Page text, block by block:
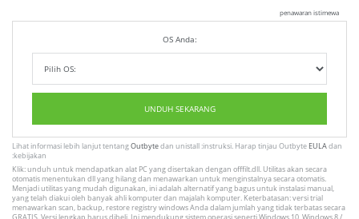
penawaran istimewa
OS Anda:
UNDUH SEKARANG
Lihat informasi lebih lanjut tentangOutbytedan unistall :instruksi. Harap tinjau Outbyte EULAdan
:kebijakan
Klik: unduh untuk mendapatkan alat PC yang disertakan dengan offfilt.dll. Utilitas akan secara
otomatis menentukan dll yang hilang dan menawarkan untuk menginstalnya secara otomatis.
Menjadi utilitas yang mudah digunakan, ini adalah alternatif yang bagus untuk instalasi manual,
yang telah diakui oleh banyak ahli komputer dan majalah komputer. Keterbatasan: versi trial
menawarkan scan, backup, restore registry windows Anda dalam jumlah yang tidak terbatas secara